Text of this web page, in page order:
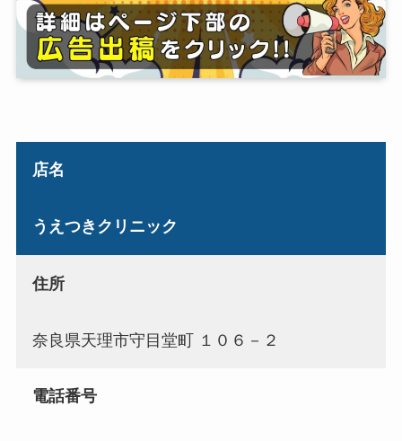
店名
うえつきクリニック
住所
奈良県天理市守目堂町 １０６－２
電話番号